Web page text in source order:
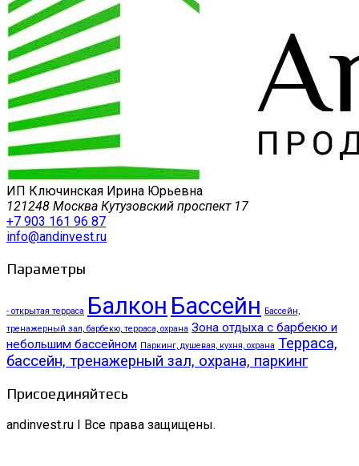
ИП Ключинская Ирина Юрьевна
121248 Москва Кутузовский проспект 17
+7 903 161 96 87
info@andinvest.ru
Параметры
- открытая терраса Балкон Бассейн Бассейн,
тренажерный зал, барбекю, терраса, охрана Зона отдыха с барбекю и
небольшим бассейном Паркинг, душевая, кухня, охрана Терраса,
бассейн, тренажерный зал, охрана, паркинг
Присоединяйтесь
andinvest.ru I Все права защищены.